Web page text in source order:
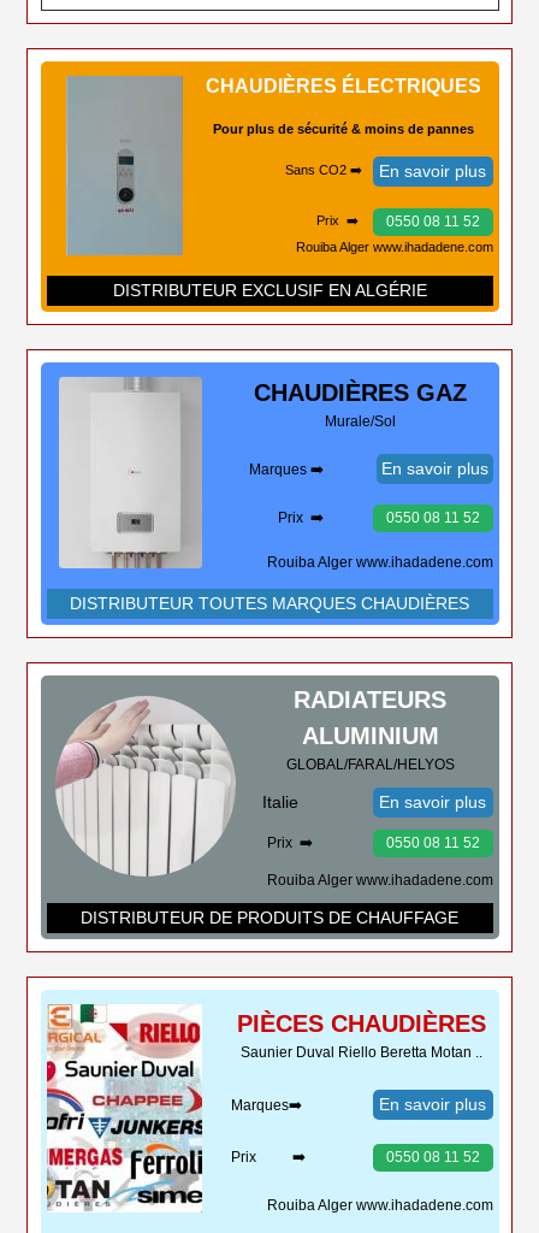
CHAUDIÈRES ÉLECTRIQUES
Pour plus de sécurité & moins de pannes
Sans CO2 ➡️ En savoir plus
Prix ➡️ 0550 08 11 52
Rouiba Alger www.ihadadene.com
DISTRIBUTEUR EXCLUSIF EN ALGÉRIE
CHAUDIÈRES GAZ
Murale/Sol
Marques ➡️ En savoir plus
Prix ➡️ 0550 08 11 52
Rouiba Alger www.ihadadene.com
DISTRIBUTEUR TOUTES MARQUES CHAUDIÈRES
RADIATEURS
ALUMINIUM
GLOBAL/FARAL/HELYOS
Italie En savoir plus
Prix ➡️ 0550 08 11 52
Rouiba Alger www.ihadadene.com
DISTRIBUTEUR DE PRODUITS DE CHAUFFAGE
PIÈCES CHAUDIÈRES
Saunier Duval Riello Beretta Motan ..
Marques➡️ En savoir plus
Prix ➡️ 0550 08 11 52
Rouiba Alger www.ihadadene.com